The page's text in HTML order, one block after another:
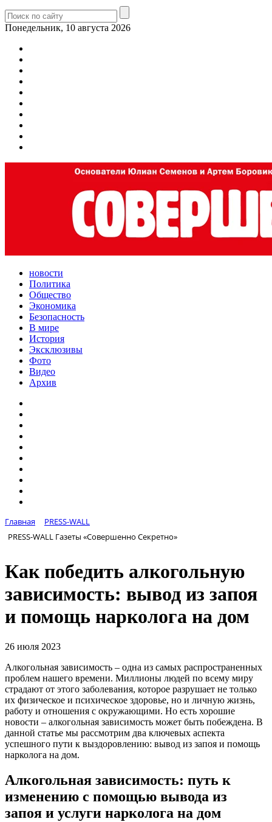
Понедельник, 10 августа 2026
новости
Политика
Общество
Экономика
Безопасность
В мире
История
Эксклюзивы
Фото
Видео
Архив
Главная
PRESS-WALL
PRESS-WALL Газеты «Совершенно Секретно»
Как победить алкогольную
зависимость: вывод из запоя
и помощь нарколога на дом
26 июля 2023
Алкогольная зависимость – одна из самых распространенных
проблем нашего времени. Миллионы людей по всему миру
страдают от этого заболевания, которое разрушает не только
их физическое и психическое здоровье, но и личную жизнь,
работу и отношения с окружающими. Но есть хорошие
новости – алкогольная зависимость может быть побеждена. В
данной статье мы рассмотрим два ключевых аспекта
успешного пути к выздоровлению: вывод из запоя и помощь
нарколога на дом.
Алкогольная зависимость: путь к
изменению с помощью вывода из
запоя и услуги нарколога на дом